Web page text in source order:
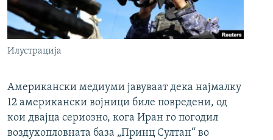
Илустрација
Американски медиуми јавуваат дека најмалку
12 американски војници биле повредени, од
кои двајца сериозно, кога Иран го погодил
воздухопловната база „Принц Султан“ во